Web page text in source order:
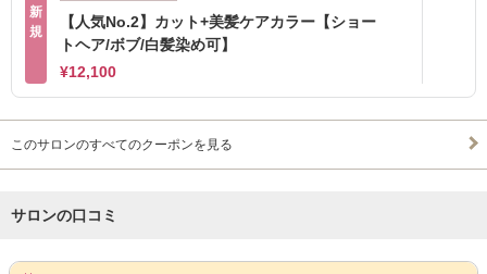
新
規
【人気No.2】カット+美髪ケアカラー【ショー
トヘア/ボブ/白髪染め可】
¥12,100
このサロンのすべてのクーポンを見る
サロンの口コミ
サロンPick Up